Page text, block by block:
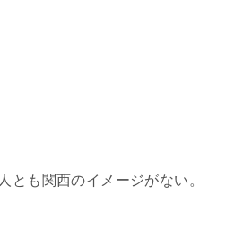
人とも関西のイメージがない。